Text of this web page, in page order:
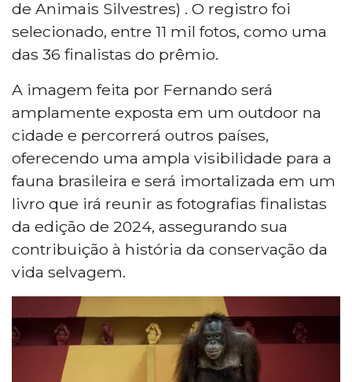
de Animais Silvestres) . O registro foi
selecionado, entre 11 mil fotos, como uma
das 36 finalistas do prêmio.
A imagem feita por Fernando será
amplamente exposta em um outdoor na
cidade e percorrerá outros países,
oferecendo uma ampla visibilidade para a
fauna brasileira e será imortalizada em um
livro que irá reunir as fotografias finalistas
da edição de 2024, assegurando sua
contribuição à história da conservação da
vida selvagem.